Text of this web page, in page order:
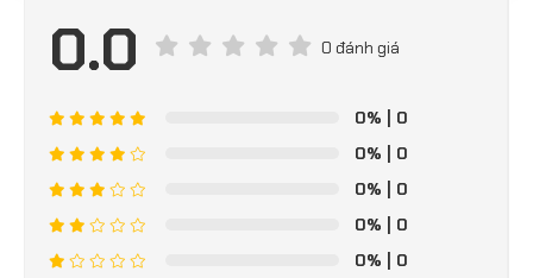
0.0 0 đánh giá
0% | 0
0% | 0
0% | 0
0% | 0
0% | 0